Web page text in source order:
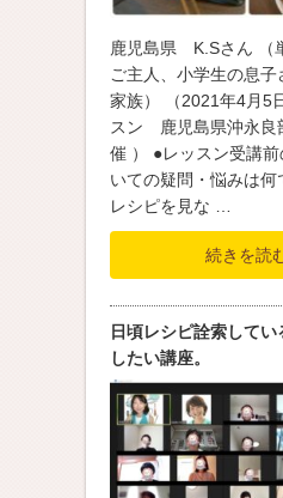
鹿児島県 K.Sさん （
ご主人、小学生の息子
家族） （2021年4月5
スン 鹿児島県沖永良
催 ） ●レッスン受講
いての疑問・悩みは何
レシピを見な …
続きを読
日頃レシピ詮索して
したい講座。